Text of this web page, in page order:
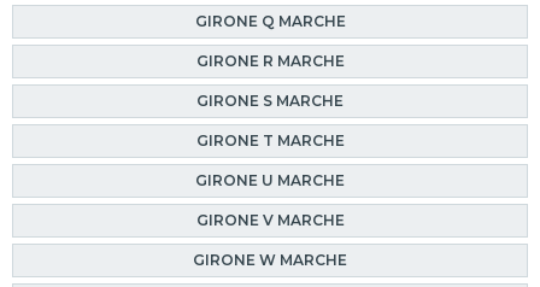
GIRONE Q MARCHE
GIRONE R MARCHE
GIRONE S MARCHE
GIRONE T MARCHE
GIRONE U MARCHE
GIRONE V MARCHE
GIRONE W MARCHE